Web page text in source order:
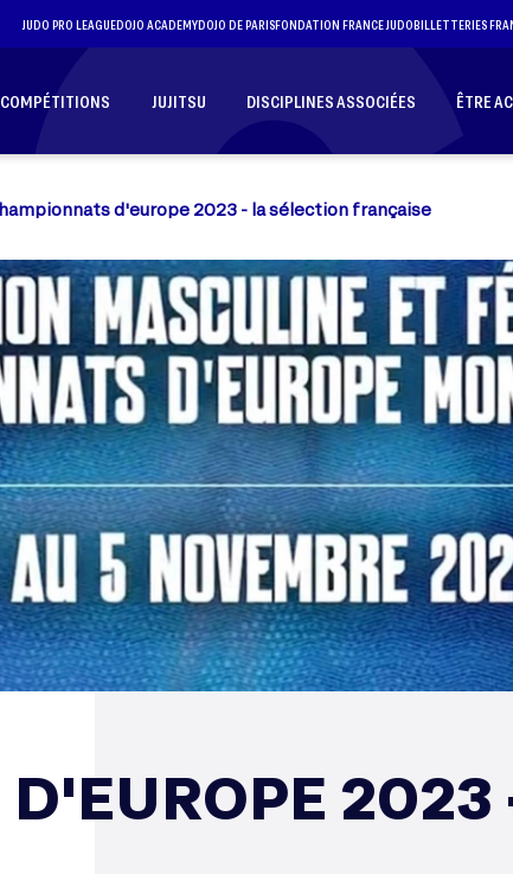
JUDO PRO LEAGUEDOJO ACADEMYDOJO DE PARISFONDATION FRANCE JUDOBILLETTERIES
COMPÉTITIONS JUJITSU DISCIPLINES ASSOCIÉES ÊTRE
d'europe 2023 - la sélection française
2023